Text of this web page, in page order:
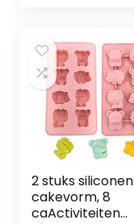
2 stuks siliconen
cakevorm, 8
caActiviteiten